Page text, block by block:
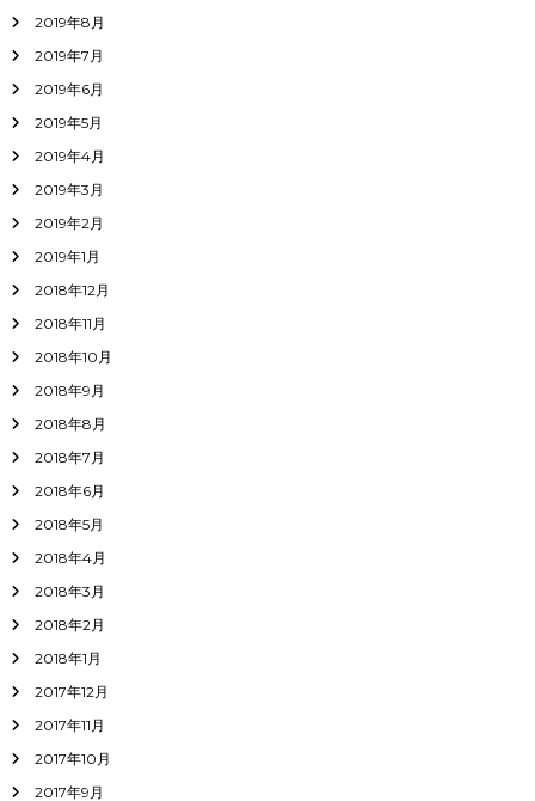
2019年8月
2019年7月
2019年6月
2019年5月
2019年4月
2019年3月
2019年2月
2019年1月
2018年12月
2018年11月
2018年10月
2018年9月
2018年8月
2018年7月
2018年6月
2018年5月
2018年4月
2018年3月
2018年2月
2018年1月
2017年12月
2017年11月
2017年10月
2017年9月